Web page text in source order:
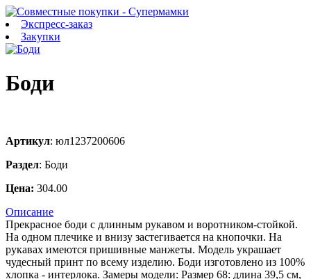
Экспресс-заказ
Закупки
Боди
Артикул: юл1237200606
Раздел: Боди
Цена: 304.00
Описание
Прекрасное боди с длинным рукавом и воротником-стойкой.
На одном плечике и внизу застегивается на кнопочки. На
рукавах имеются пришивные манжеты. Модель украшает
чудесный принт по всему изделию. Боди изготовлено из 100%
хлопка - интерлока. Замеры модели: Размер 68: длина 39,5 см,